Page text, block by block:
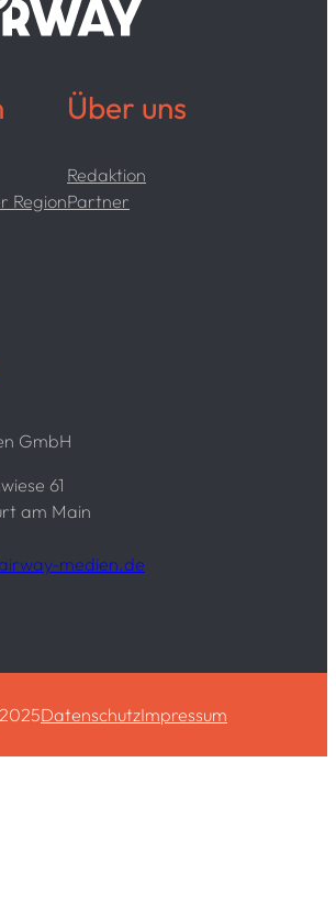
Region
Über uns
Redaktion
Partner
GmbH
61
am Main
medien.de
DatenschutzImpressum